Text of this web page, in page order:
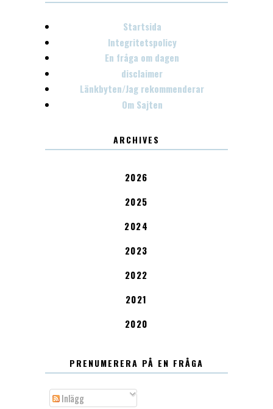
Startsida
Integritetspolicy
En fråga om dagen
disclaimer
Länkbyten/Jag rekommenderar
Om Sajten
ARCHIVES
2026
2025
2024
2023
2022
2021
2020
PRENUMERERA PÅ EN FRÅGA
Inlägg